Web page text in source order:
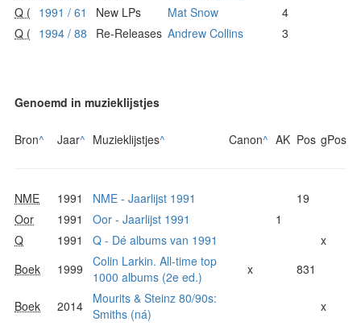
Q ( 1991 / 61 New LPs Mat Snow
4
Q ( 1994 / 88 Re-Releases Andrew Collins 3
Genoemd in muzieklijstjes
Bron^ Jaar^ Muzieklijstjes^ Canon^ AK Pos gPos
NME 1991 NME - Jaarlijst 1991
19
Oor
1991 Oor - Jaarlijst 1991
1
Q
1991 Q - Dé albums van 1991
x
Boek
1999
Colin Larkin. All-time top
1000 albums (2e ed.)
x 831
Boek 2014
Mourits & Steinz 80/90s:
Smiths (ná)
x